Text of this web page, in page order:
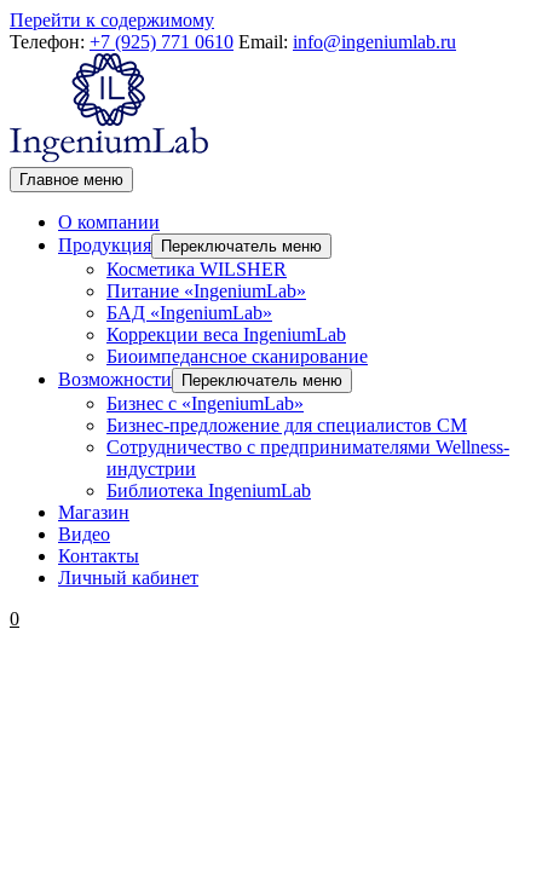
Перейти к содержимому
Телефон: +7 (925) 771 0610 Email: info@ingeniumlab.ru
Главное меню
О компании
Продукция
Переключатель меню
Косметика WILSHER
Питание «IngeniumLab»
БАД «IngeniumLab»
Коррекции веса IngeniumLab
Биоимпедансное сканирование
Возможности
Переключатель меню
Бизнес с «IngeniumLab»
Бизнес-предложение для специалистов СМ
Сотрудничество с предпринимателями Wellness-
индустрии
Библиотека IngeniumLab
Магазин
Видео
Контакты
Личный кабинет
0